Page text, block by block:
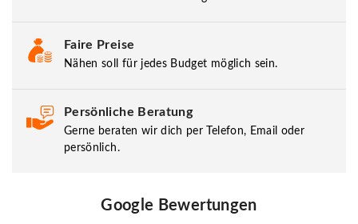
Faire Preise
Nähen soll für jedes Budget möglich sein.
Persönliche Beratung
Gerne beraten wir dich per Telefon, Email oder
persönlich.
Google Bewertungen